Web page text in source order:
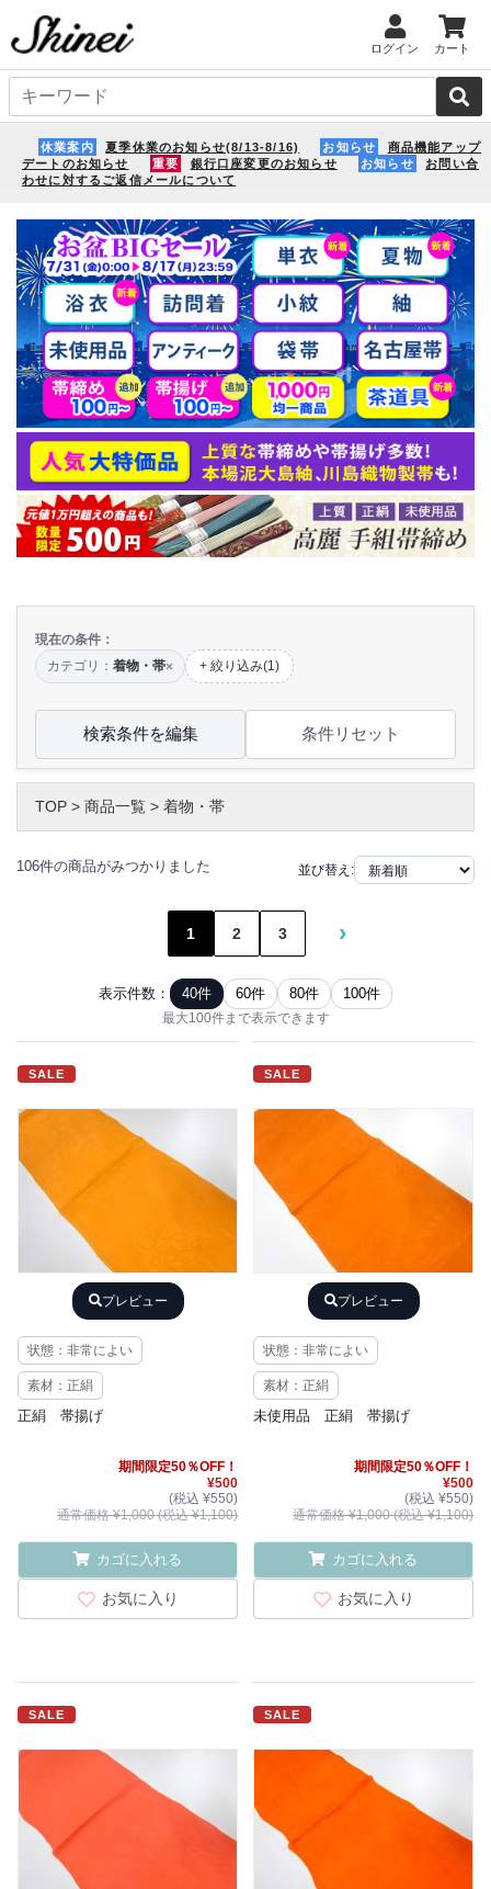
ログイン カート
休業案内 夏季休業のお知らせ(8/13-8/16) お知らせ
商品機能アップ
デートのお知らせ
重要 銀行口座変更のお知らせ お知らせ
お問い合
わせに対するご返信メールについて
現在の条件：
カテゴリ： 着物・帯× + 絞り込み(1)
検索条件を編集 条件リセット
TOP > 商品一覧 > 着物・帯
106件の商品がみつかりました 並び替え:
1 2 3 ›
表示件数： 40件 60件 80件 100件
最大100件まで表示できます
SALE
プレビュー
状態：非常によい
素材：正絹
正絹 帯揚げ
期間限定50％OFF！
¥500
(税込 ¥550)
通常価格 ¥1,000 (税込 ¥1,100)
カゴに入れる
お気に入り
SALE
プレビュー
状態：非常によい
素材：正絹
未使用品 正絹 帯揚げ
期間限定50％OFF！
¥500
(税込 ¥550)
通常価格 ¥1,000 (税込 ¥1,100)
カゴに入れる
お気に入り
SALE SALE